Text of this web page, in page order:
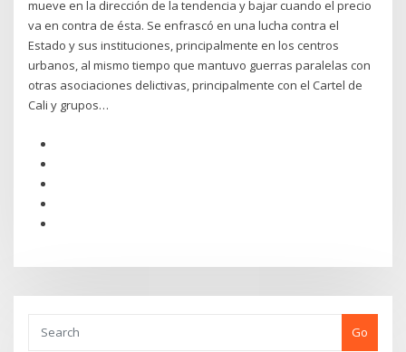
mueve en la dirección de la tendencia y bajar cuando el precio
va en contra de ésta. Se enfrascó en una lucha contra el
Estado y sus instituciones, principalmente en los centros
urbanos, al mismo tiempo que mantuvo guerras paralelas con
otras asociaciones delictivas, principalmente con el Cartel de
Cali y grupos…
Go